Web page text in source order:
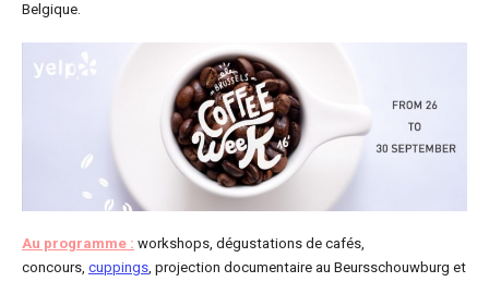
Belgique.
Au programme : workshops, dégustations de cafés,
concours, cuppings, projection documentaire au Beursschouwburg et